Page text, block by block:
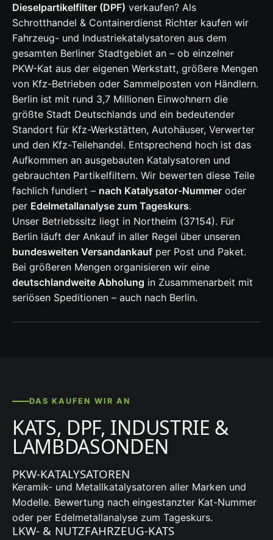
Dieselpartikelfilter (DPF) verkaufen? Als
Schrotthandel & Containerdienst Richter kaufen wir
Fahrzeug- und Industriekatalysatoren aus dem
gesamten Berliner Stadtgebiet an – ob einzelner
PKW-Kat aus der eigenen Werkstatt, größere Mengen
von Kfz-Betrieben oder Sammelposten von Händlern.
Berlin ist mit rund 3,7 Millionen Einwohnern die
größte Stadt Deutschlands und ein bedeutender
Standort für Kfz-Werkstätten, Autohäuser, Verwerter
und den Kfz-Teilehandel. Entsprechend hoch ist das
Aufkommen an ausgebauten Katalysatoren und
gebrauchten Partikelfiltern. Wir bewerten diese Teile
fachlich fundiert – nach Katalysator-Nummer oder
per Edelmetallanalyse zum Tageskurs.
Unser Betriebssitz liegt in Northeim (37154). Für
Berlin läuft der Ankauf in aller Regel über unseren
bundesweiten Versandankauf per Post und Paket.
Bei größeren Mengen organisieren wir eine
deutschlandweite Abholung in Zusammenarbeit mit
seriösen Speditionen – auch nach Berlin.
DAS KAUFEN WIR AN
KATS, DPF, INDUSTRIE &
LAMBDASONDEN
PKW-KATALYSATOREN
Keramik- und Metallkatalysatoren aller Marken und
Modelle. Bewertung nach eingestanzter Kat-Nummer
oder per Edelmetallanalyse zum Tageskurs.
LKW- & NUTZFAHRZEUG-KATS